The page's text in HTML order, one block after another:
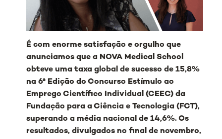
É com enorme satisfação e orgulho que
anunciamos que a NOVA Medical School
obteve uma taxa global de sucesso de 15,8%
na 6ª Edição do Concurso Estímulo ao
Emprego Científico Individual (CEEC) da
Fundação para a Ciência e Tecnologia (FCT),
superando a média nacional de 14,6%. Os
resultados, divulgados no final de novembro,